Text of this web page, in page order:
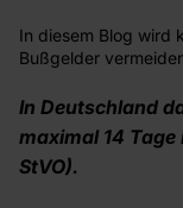
In diesem Blog wird
Bußgelder
In Deutschland
maximal 14
StVO).